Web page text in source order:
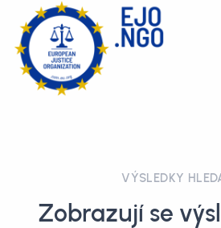
VÝSLEDKY
Zobrazují se